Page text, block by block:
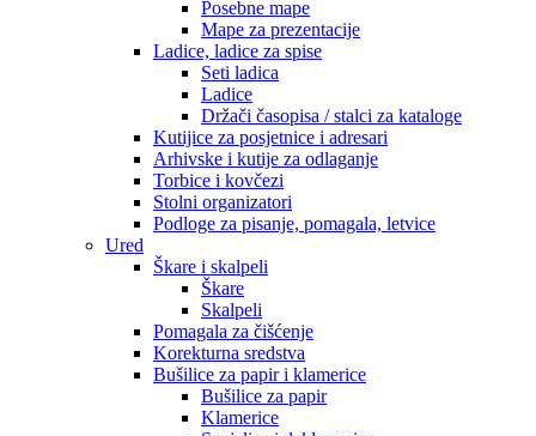
Posebne mape
Mape za prezentacije
Ladice, ladice za spise
Seti ladica
Ladice
Držači časopisa / stalci za kataloge
Kutijice za posjetnice i adresari
Arhivske i kutije za odlaganje
Torbice i kovčezi
Stolni organizatori
Podloge za pisanje, pomagala, letvice
Ured
Škare i skalpeli
Škare
Skalpeli
Pomagala za čišćenje
Korekturna sredstva
Bušilice za papir i klamerice
Bušilice za papir
Klamerice